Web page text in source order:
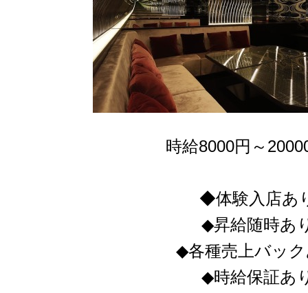
時給8000円～
◆体験入店あ
◆昇給随時あ
◆各種売上バッ
◆時給保証あ